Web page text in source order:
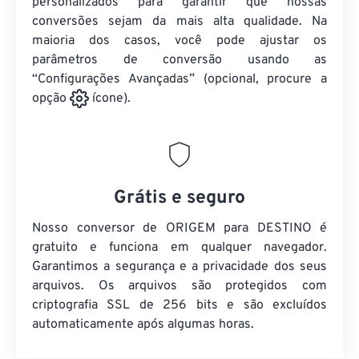
conversões sejam da mais alta qualidade. Na
maioria dos casos, você pode ajustar os
parâmetros de conversão usando as
“Configurações Avançadas” (opcional, procure a
opção
ícone).
Grátis e seguro
Nosso conversor de ORIGEM para DESTINO é
gratuito e funciona em qualquer navegador.
Garantimos a segurança e a privacidade dos seus
arquivos. Os arquivos são protegidos com
criptografia SSL de 256 bits e são excluídos
automaticamente após algumas horas.